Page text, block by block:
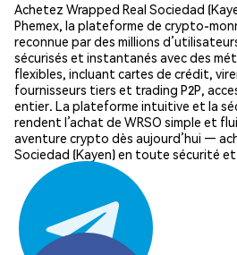
Achetez Wrapped Real Sociedad
Phemex, la plateforme de crypto-
reconnue par des millions
sécurisés et instantanés avec des
flexibles, incluant cartes de crédit,
fournisseurs tiers et trading P2P,
entier. La plateforme intuitive et la
rendent l’achat de WRSO simple et
aventure crypto dès aujourd’hui —
Sociedad (Kayen) en toute sécurité et